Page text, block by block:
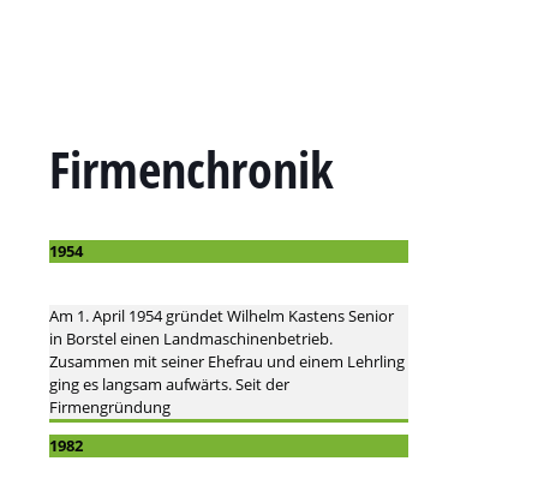
Firmenchronik
1954
Am 1. April 1954 gründet Wilhelm Kastens Senior
in Borstel einen Landmaschinenbetrieb.
Zusammen mit seiner Ehefrau und einem Lehrling
ging es langsam aufwärts. Seit der
Firmengründung
1982